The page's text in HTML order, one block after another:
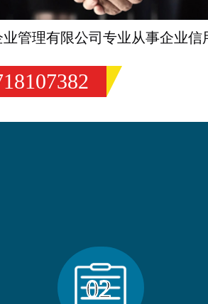
管理有限公司专业从事企业
02